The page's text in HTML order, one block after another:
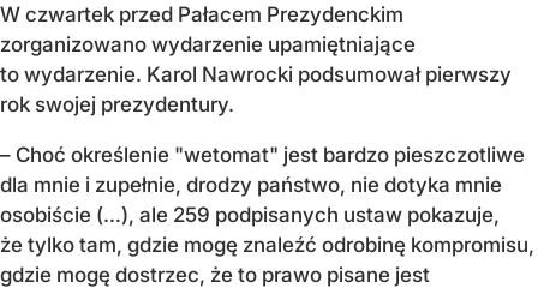
W czwartek przed Pałacem Prezydenckim
zorganizowano wydarzenie upamiętniające
to wydarzenie. Karol Nawrocki podsumował pierwszy
rok swojej prezydentury.
– Choć określenie "wetomat" jest bardzo pieszczotliwe
dla mnie i zupełnie, drodzy państwo, nie dotyka mnie
osobiście (…), ale 259 podpisanych ustaw pokazuje,
że tylko tam, gdzie mogę znaleźć odrobinę kompromisu,
gdzie mogę dostrzec, że to prawo pisane jest